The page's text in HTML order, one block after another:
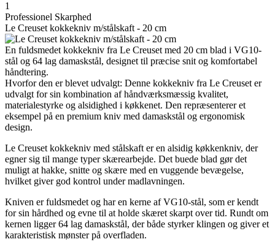
1
Professionel Skarphed
Le Creuset kokkekniv m/stålskaft - 20 cm
En fuldsmedet kokkekniv fra Le Creuset med 20 cm blad i VG10-
stål og 64 lag damaskstål, designet til præcise snit og komfortabel
håndtering.
Hvorfor den er blevet udvalgt: Denne kokkekniv fra Le Creuset er
udvalgt for sin kombination af håndværksmæssig kvalitet,
materialestyrke og alsidighed i køkkenet. Den repræsenterer et
eksempel på en premium kniv med damaskstål og ergonomisk
design.
Le Creuset kokkekniv med stålskaft er en alsidig køkkenkniv, der
egner sig til mange typer skærearbejde. Det buede blad gør det
muligt at hakke, snitte og skære med en vuggende bevægelse,
hvilket giver god kontrol under madlavningen.
Kniven er fuldsmedet og har en kerne af VG10-stål, som er kendt
for sin hårdhed og evne til at holde skæret skarpt over tid. Rundt om
kernen ligger 64 lag damaskstål, der både styrker klingen og giver et
karakteristisk mønster på overfladen.